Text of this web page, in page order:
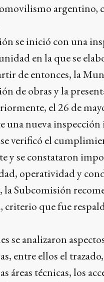
se inició con una
en la que se
de entonces, la
de obras y la
el 26 de
una nueva
verificó el
y se constataron
operatividad y
la Subcomisión
que fue
se analizaron
entre ellos el
áreas técnicas, los